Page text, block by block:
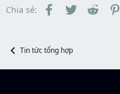
t
a
r
đ
ầ
Chia sẻ: Facebook
TwitterReddit
Tin tức tổng hợp